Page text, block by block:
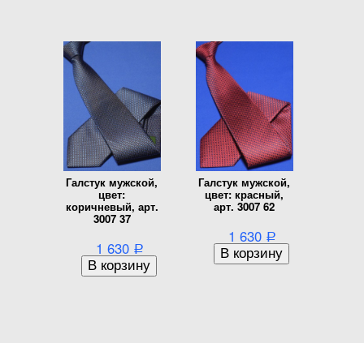
Галстук мужской,
цвет:
коричневый, арт.
3007 37
1 630 Р
Галстук мужской,
цвет: красный,
арт. 3007 62
1 630 Р